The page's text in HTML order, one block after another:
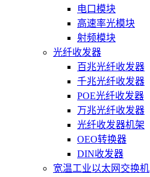
电口模块
高速率光模块
射频模块
光纤收发器
百兆光纤收发器
千兆光纤收发器
POE光纤收发器
万兆光纤收发器
光纤收发器机架
OEO转换器
DIN收发器
宽温工业以太网交换机